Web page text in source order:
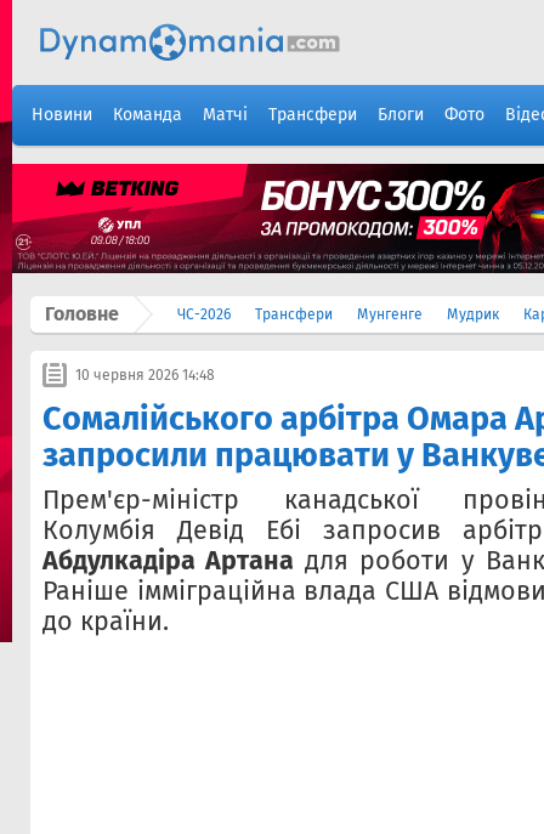
Новини Команда Матчі Трансфери Блоги Фото
Головне ЧС-2026 Трансфери Мунгенге Мудрик
10 червня 2026 14:48
Сомалійського арбітра Омара
запросили працювати у
Прем'єр-міністр канадської
Колумбія Девід Ебі запросив
Абдулкадіра Артана для роботи у
Раніше імміграційна влада США
до країни.